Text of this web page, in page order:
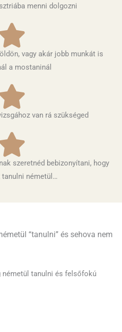
menni dolgozni
vagy akár jobb munkát is
a mostaninál
van rá szükséged
szeretnéd bebizonyítani, hogy
tanulni németül…
“tanulni” és sehova nem
németül tanulni és felsőfokú